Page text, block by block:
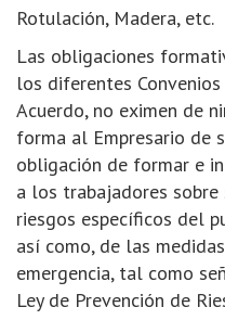
Rotulación, Madera, etc.
Las obligaciones
los diferentes Convenios
Acuerdo, no eximen de
forma al Empresario de
obligación de formar e
a los trabajadores sobre
riesgos específicos del
así como, de las
emergencia, tal como
Ley de Prevención de